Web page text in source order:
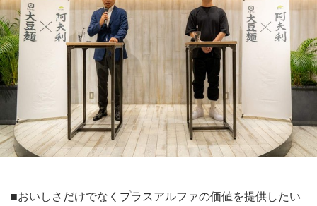
■おいしさだけでなくプラスアルファの価値を提供したい